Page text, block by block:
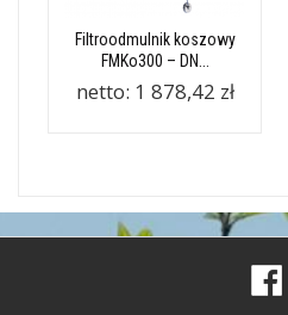
Filtroodmulnik koszowy
FMKo300 – DN...
netto: 1 878,42 zł